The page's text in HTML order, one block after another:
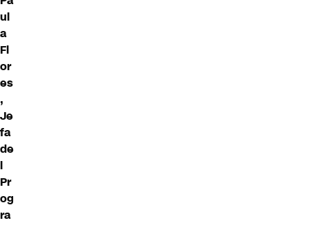
ul
a
Fl
or
es
,
Je
fa
de
l
Pr
og
ra